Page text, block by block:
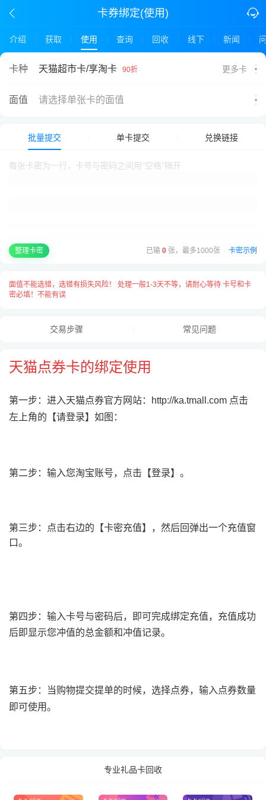
卡券绑定(使用)
介绍 获取 使用 查询 回收 线下 新闻
卡种 天猫超市卡/享淘卡 90折 更多卡
面值 请选择单张卡的面值
批量提交 单卡提交 兑换链接
整理卡密 已输 0 张，最多1000张 · 卡密示例
面值不能选错，选错有损失风险！ 处理一般1-3天不等，请耐心等待 卡号和卡
密必填！不能有误
交易步骤 常见问题
天猫点券卡的绑定使用
第一步： 进入天猫点券官方网站： http://ka.tmall.com 点击
左上角的【请登录】如图：
第二步： 输入您淘宝账号，点击【登录】 。
第三步：点击右边的【卡密充值】，然后回弹出一个充值窗
口。
第四步 ：输入卡号与密码后，即可完成绑定充值，充值成功
后即显示您冲值的总金额和冲值记录。
第五步：当购物提交提单的时候，选择点券，输入点券数量
即可使用。
专业礼品卡回收